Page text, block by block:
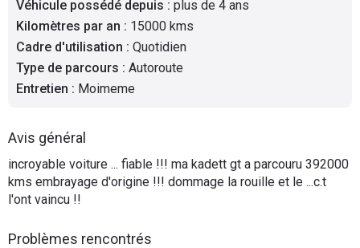
Flottes
Auto
Services
Moto
Marques
Véhicule possédé depuis : plus de 4 ans
Kilomètres par an : 15000 kms
Cadre d'utilisation : Quotidien
Type de parcours : Autoroute
Entretien : Moimeme
Avis général
incroyable voiture ... fiable !!! ma kadett gt a parcouru 392000
kms embrayage d'origine !!! dommage la rouille et le ...c.t
l'ont vaincu !!
Problèmes rencontrés